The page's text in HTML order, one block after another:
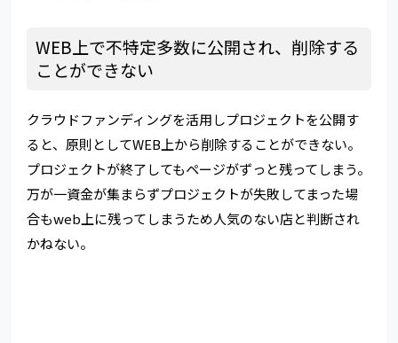
WEB上で不特定多数に公開され、削除する
ことができない
クラウドファンディングを活用しプロジェクトを公開す
ると、原則としてWEB上から削除することができない。
プロジェクトが終了してもページがずっと残ってしまう。
万が一資金が集まらずプロジェクトが失敗してまった場
合もweb上に残ってしまうため人気のない店と判断され
かねない。